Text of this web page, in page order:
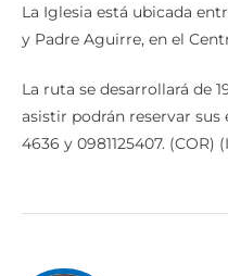
La Iglesia está ubicada
y Padre Aguirre, en el
La ruta se desarrollará de
asistir podrán reservar sus
4636 y 0981125407. (COR)